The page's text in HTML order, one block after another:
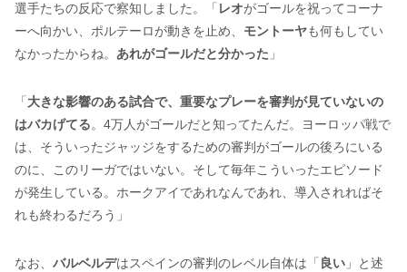
選手たちの反応で察知しました。「 レオがゴールを祝ってコーナ
ーへ向かい、ポルテーロが動きを止め、 モントーヤも何もしてい
なかったからね。 あれがゴールだと分かった 」
「 大きな影響のある試合で、重要なプレーを審判が見ていないの
はバカげてる。4万人がゴールだと知ってたんだ。ヨーロッパ戦で
は、そういったジャッジをするための審判がゴールの後ろにいる
のに、このリーガではいない。そして毎年こういったエピソード
が発生している。ホークアイであれなんであれ、導入されればそ
れも終わるだろう」
なお、 バルベルデはスペインの審判のレベル自体は「 良い 」と述